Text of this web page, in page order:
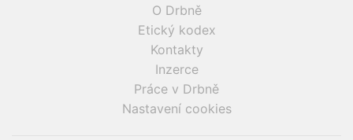
O Drbně
Etický kodex
Kontakty
Inzerce
Práce v Drbně
Nastavení cookies